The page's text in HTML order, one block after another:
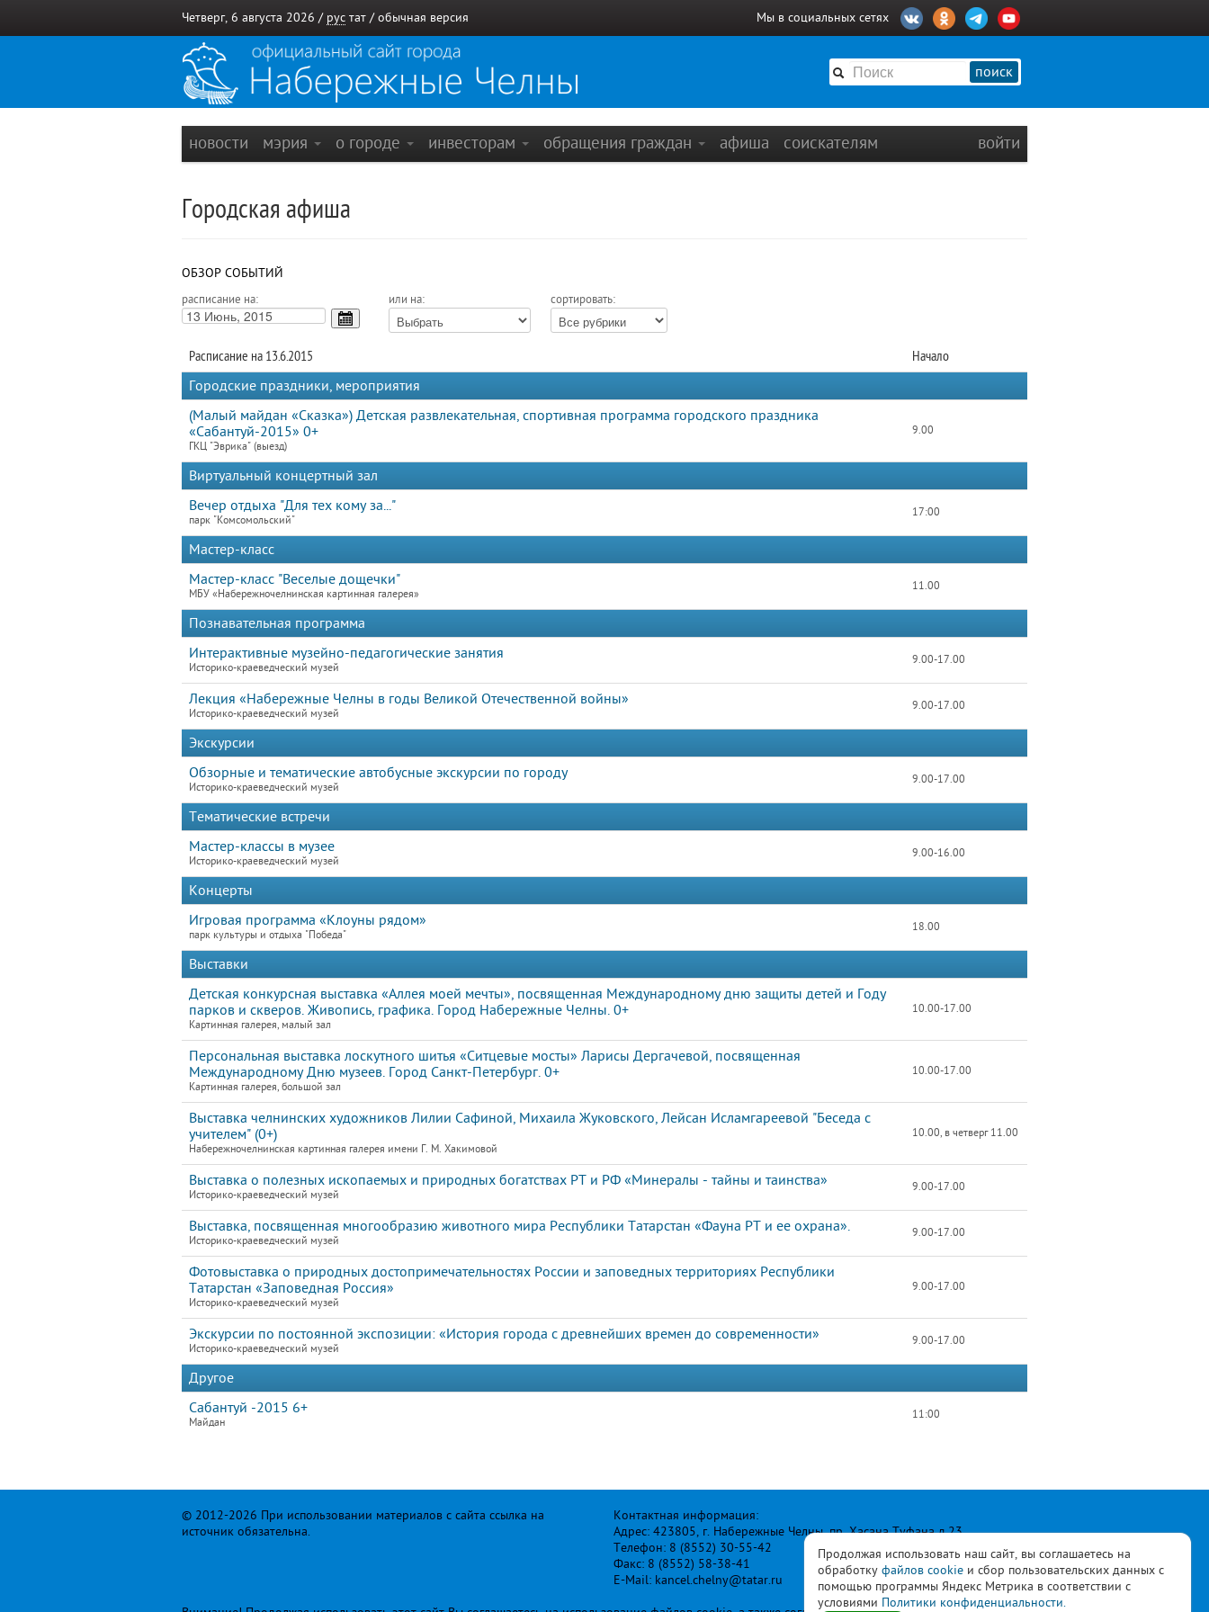
Продолжая использовать наш сайт, вы соглашаетесь на
обработку файлов cookie и сбор пользовательских данных с
помощью программы Яндекс Метрика в соответствии с
условиями Политики конфиденциальности.
Четверг, 6 августа 2026 / рус тат / обычная версия Мы в социальных сетях
поиск
новости мэрия о городе инвесторам обращения граждан афиша соискателям войти
Городская афиша
ОБЗОР СОБЫТИЙ
расписание на: или на: сортировать:
Расписание на 13.6.2015
Начало
Городские праздники, мероприятия
(Малый майдан «Сказка») Детская развлекательная, спортивная программа городского праздника
«Сабантуй-2015» 0+
ГКЦ "Эврика" (выезд)
9.00
Виртуальный концертный зал
Вечер отдыха "Для тех кому за..."
парк "Комсомольский"
17:00
Мастер-класс
Мастер-класс "Веселые дощечки"
МБУ «Набережночелнинская картинная галерея»
11.00
Познавательная программа
Интерактивные музейно-педагогические занятия
Историко-краеведческий музей
9.00-17.00
Лекция «Набережные Челны в годы Великой Отечественной войны»
Историко-краеведческий музей
9.00-17.00
Экскурсии
Обзорные и тематические автобусные экскурсии по городу
Историко-краеведческий музей
9.00-17.00
Тематические встречи
Мастер-классы в музее
Историко-краеведческий музей
9.00-16.00
Концерты
Игровая программа «Клоуны рядом»
парк культуры и отдыха "Победа"
18.00
Выставки
Детская конкурсная выставка «Аллея моей мечты», посвященная Международному дню защиты детей и Году
парков и скверов. Живопись, графика. Город Набережные Челны. 0+
Картинная галерея, малый зал
10.00-17.00
Персональная выставка лоскутного шитья «Ситцевые мосты» Ларисы Дергачевой, посвященная
Международному Дню музеев. Город Санкт-Петербург. 0+
Картинная галерея, большой зал
10.00-17.00
Выставка челнинских художников Лилии Сафиной, Михаила Жуковского, Лейсан Исламгареевой "Беседа с
учителем" (0+)
Набережночелнинская картинная галерея имени Г. М. Хакимовой
10.00, в четверг 11.00
Выставка о полезных ископаемых и природных богатствах РТ и РФ «Минералы - тайны и таинства»
Историко-краеведческий музей
9.00-17.00
Выставка, посвященная многообразию животного мира Республики Татарстан «Фауна РТ и ее охрана».
Историко-краеведческий музей
9.00-17.00
Фотовыставка о природных достопримечательностях России и заповедных территориях Республики
Татарстан «Заповедная Россия»
Историко-краеведческий музей
9.00-17.00
Экскурсии по постоянной экспозиции: «История города с древнейших времен до современности»
Историко-краеведческий музей
9.00-17.00
Другое
Сабантуй -2015 6+
Майдан
11:00
© 2012-2026 При использовании материалов с сайта ссылка на
источник обязательна.
Контактная информация:
Адрес: 423805, г. Набережные Челны, пр. Хасана Туфана д.23
Телефон: 8 (8552) 30-55-42
Факс: 8 (8552) 58-38-41
E-Mail: kancel.chelny@tatar.ru